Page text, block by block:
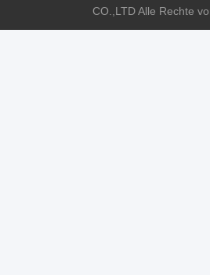
CO.,LTD Alle Rechte